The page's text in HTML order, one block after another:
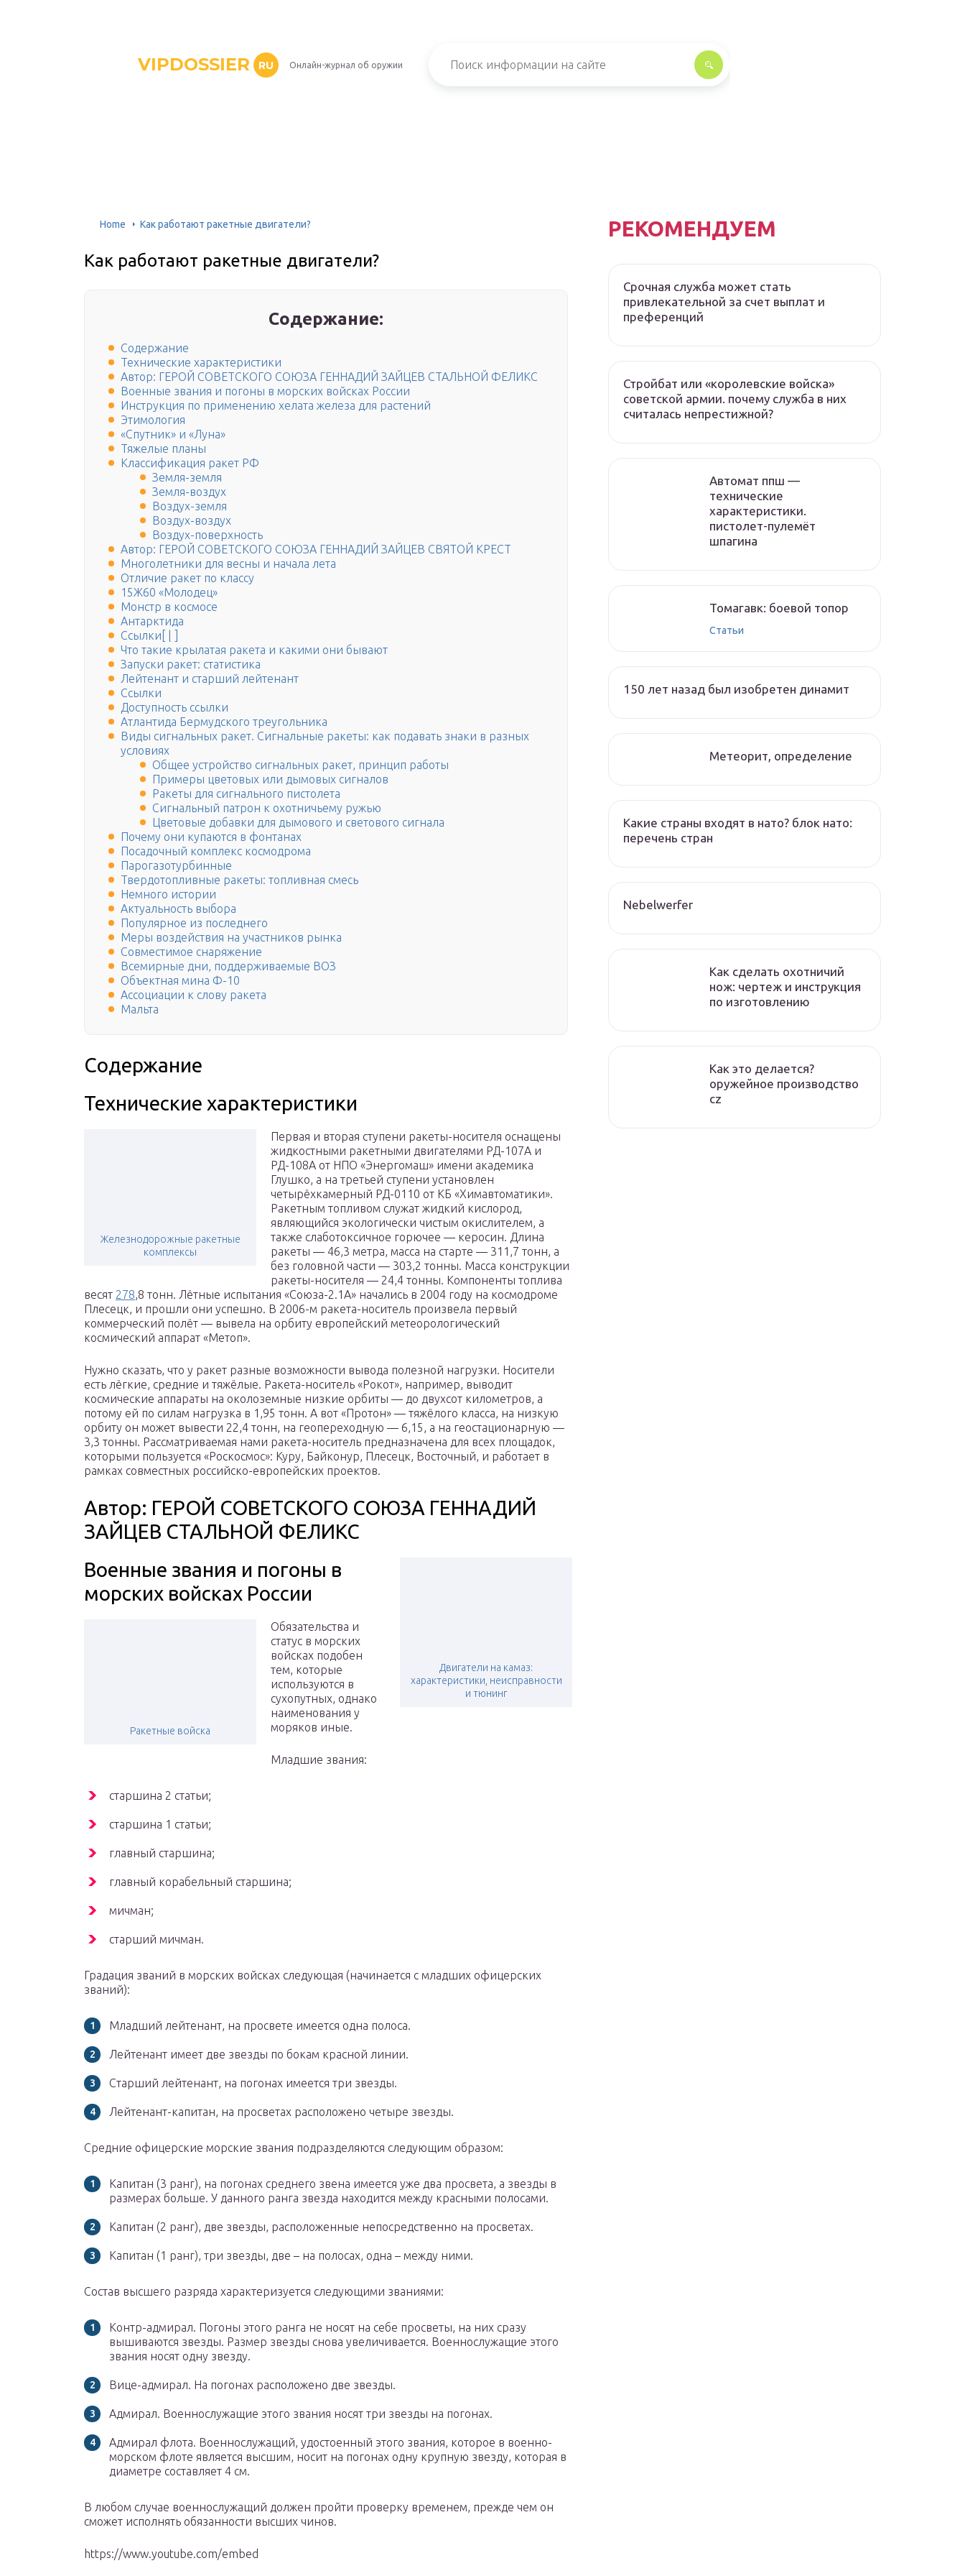
VIPDOSSIER RU Онлайн-журнал об оружии
Home Как работают ракетные двигатели?
Как работают ракетные двигатели?
Содержание:
Содержание
Технические характеристики
Автор: ГЕРОЙ СОВЕТСКОГО СОЮЗА ГЕННАДИЙ ЗАЙЦЕВ СТАЛЬНОЙ ФЕЛИКС
Военные звания и погоны в морских войсках России
Инструкция по применению хелата железа для растений
Этимология
«Спутник» и «Луна»
Тяжелые планы
Классификация ракет РФ
Земля-земля
Земля-воздух
Воздух-земля
Воздух-воздух
Воздух-поверхность
Автор: ГЕРОЙ СОВЕТСКОГО СОЮЗА ГЕННАДИЙ ЗАЙЦЕВ СВЯТОЙ КРЕСТ
Многолетники для весны и начала лета
Отличие ракет по классу
15Ж60 «Молодец»
Монстр в космосе
Антарктида
Ссылки[ | ]
Что такие крылатая ракета и какими они бывают
Запуски ракет: статистика
Лейтенант и старший лейтенант
Ссылки
Доступность ссылки
Атлантида Бермудского треугольника
Виды сигнальных ракет. Сигнальные ракеты: как подавать знаки в разных
условиях
Общее устройство сигнальных ракет, принцип работы
Примеры цветовых или дымовых сигналов
Ракеты для сигнального пистолета
Сигнальный патрон к охотничьему ружью
Цветовые добавки для дымового и светового сигнала
Почему они купаются в фонтанах
Посадочный комплекс космодрома
Парогазотурбинные
Твердотопливные ракеты: топливная смесь
Немного истории
Актуальность выбора
Популярное из последнего
Меры воздействия на участников рынка
Совместимое снаряжение
Всемирные дни, поддерживаемые ВОЗ
Объектная мина Ф-10
Ассоциации к слову ракета
Мальта
Содержание
Технические характеристики
Железнодорожные ракетные
комплексы
Первая и вторая ступени ракеты-носителя оснащены
жидкостными ракетными двигателями РД-107А и
РД-108А от НПО «Энергомаш» имени академика
Глушко, а на третьей ступени установлен
четырёхкамерный РД-0110 от КБ «Химавтоматики».
Ракетным топливом служат жидкий кислород,
являющийся экологически чистым окислителем, а
также слаботоксичное горючее — керосин. Длина
ракеты — 46,3 метра, масса на старте — 311,7 тонн, а
без головной части — 303,2 тонны. Масса конструкции
ракеты-носителя — 24,4 тонны. Компоненты топлива
весят 278,8 тонн. Лётные испытания «Союза-2.1А» начались в 2004 году на космодроме
Плесецк, и прошли они успешно. В 2006-м ракета-носитель произвела первый
коммерческий полёт — вывела на орбиту европейский метеорологический
космический аппарат «Метоп».
Нужно сказать, что у ракет разные возможности вывода полезной нагрузки. Носители
есть лёгкие, средние и тяжёлые. Ракета-носитель «Рокот», например, выводит
космические аппараты на околоземные низкие орбиты — до двухсот километров, а
потому ей по силам нагрузка в 1,95 тонн. А вот «Протон» — тяжёлого класса, на низкую
орбиту он может вывести 22,4 тонн, на геопереходную — 6,15, а на геостационарную —
3,3 тонны. Рассматриваемая нами ракета-носитель предназначена для всех площадок,
которыми пользуется «Роскосмос»: Куру, Байконур, Плесецк, Восточный, и работает в
рамках совместных российско-европейских проектов.
Автор: ГЕРОЙ СОВЕТСКОГО СОЮЗА ГЕННАДИЙ
ЗАЙЦЕВ СТАЛЬНОЙ ФЕЛИКС
Двигатели на камаз:
характеристики, неисправности
и тюнинг
Военные звания и погоны в
морских войсках России
Ракетные войска
Обязательства и
статус в морских
войсках подобен
тем, которые
используются в
сухопутных, однако
наименования у
моряков иные.
Младшие звания:
старшина 2 статьи;
старшина 1 статьи;
главный старшина;
главный корабельный старшина;
мичман;
старший мичман.
Градация званий в морских войсках следующая (начинается с младших офицерских
званий):
Младший лейтенант, на просвете имеется одна полоса.
Лейтенант имеет две звезды по бокам красной линии.
Старший лейтенант, на погонах имеется три звезды.
Лейтенант-капитан, на просветах расположено четыре звезды.
Средние офицерские морские звания подразделяются следующим образом:
Капитан (3 ранг), на погонах среднего звена имеется уже два просвета, а звезды в
размерах больше. У данного ранга звезда находится между красными полосами.
Капитан (2 ранг), две звезды, расположенные непосредственно на просветах.
Капитан (1 ранг), три звезды, две – на полосах, одна – между ними.
Состав высшего разряда характеризуется следующими званиями:
Контр-адмирал. Погоны этого ранга не носят на себе просветы, на них сразу
вышиваются звезды. Размер звезды снова увеличивается. Военнослужащие этого
звания носят одну звезду.
Вице-адмирал. На погонах расположено две звезды.
Адмирал. Военнослужащие этого звания носят три звезды на погонах.
Адмирал флота. Военнослужащий, удостоенный этого звания, которое в военно-
морском флоте является высшим, носит на погонах одну крупную звезду, которая в
диаметре составляет 4 см.
В любом случае военнослужащий должен пройти проверку временем, прежде чем он
сможет исполнять обязанности высших чинов.
https://www.youtube.com/embed
РЕКОМЕНДУЕМ
Срочная служба может стать
привлекательной за счет выплат и
преференций
Стройбат или «королевские войска»
советской армии. почему служба в них
считалась непрестижной?
Автомат ппш —
технические
характеристики.
пистолет-пулемёт
шпагина
Томагавк: боевой топор
Статьи
150 лет назад был изобретен динамит
Метеорит, определение
Какие страны входят в нато? блок нато:
перечень стран
Nebelwerfer
Как сделать охотничий
нож: чертеж и инструкция
по изготовлению
Как это делается?
оружейное производство
cz